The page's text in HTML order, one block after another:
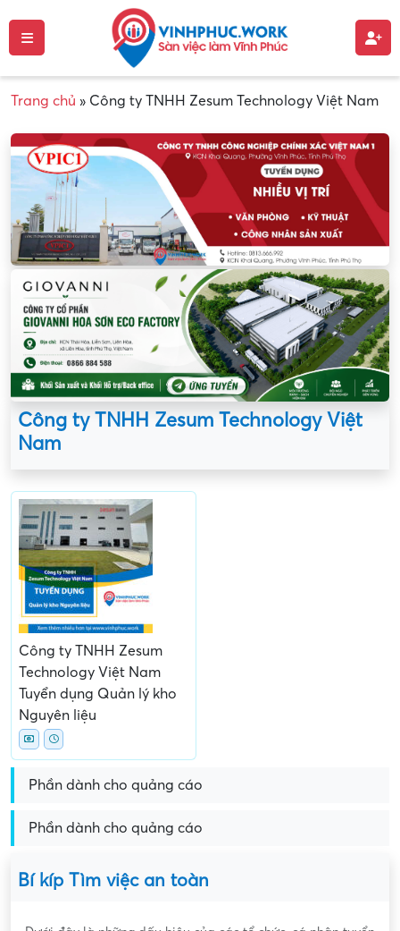
Trang chủ » Công ty TNHH Zesum Technology Việt Nam
Công ty TNHH Zesum Technology Việt
Nam
Công ty TNHH Zesum
Technology Việt Nam
Tuyển dụng Quản lý kho
Nguyên liệu
Phần dành cho quảng cáo
Phần dành cho quảng cáo
Bí kíp Tìm việc an toàn